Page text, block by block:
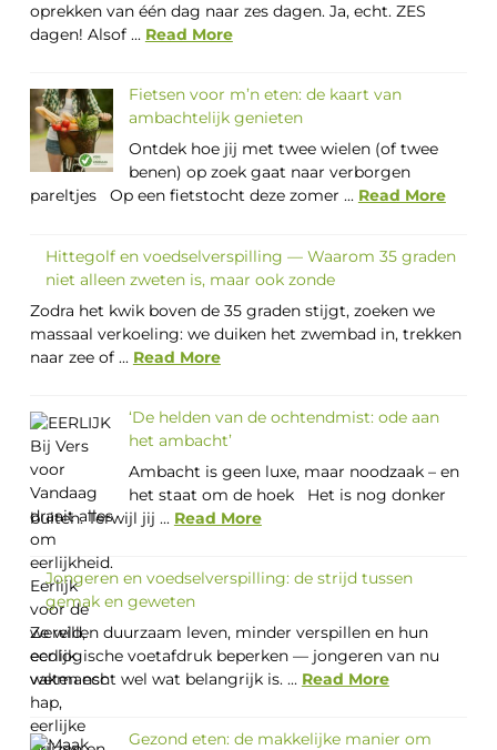
oprekken van één dag naar zes dagen. Ja, echt. ZES
dagen! Alsof ... Read More
Fietsen voor m’n eten: de kaart van
ambachtelijk genieten
Ontdek hoe jij met twee wielen (of twee
benen) op zoek gaat naar verborgen
pareltjes Op een fietstocht deze zomer ... Read More
Hittegolf en voedselverspilling — Waarom 35 graden
niet alleen zweten is, maar ook zonde
Zodra het kwik boven de 35 graden stijgt, zoeken we
massaal verkoeling: we duiken het zwembad in, trekken
naar zee of ... Read More
‘De helden van de ochtendmist: ode aan
het ambacht’
Ambacht is geen luxe, maar noodzaak – en
het staat om de hoek Het is nog donker
buiten. Terwijl jij ... Read More
Jongeren en voedselverspilling: de strijd tussen
gemak en geweten
Ze willen duurzaam leven, minder verspillen en hun
ecologische voetafdruk beperken — jongeren van nu
weten echt wel wat belangrijk is. ... Read More
Gezond eten: de makkelijke manier om